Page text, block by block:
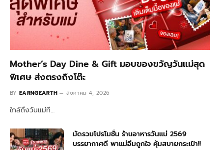
Mother’s Day Dine & Gift มอบของขวัญวันแม่สุด
พิเศษ ส่งตรงถึงโต๊ะ
BY EARNGEARTH สิงหาคม 4, 2026
ใกล้ถึงวันแม่ที…
มัดรวมโปรโมชั่น ร้านอาหารวันแม่ 2569
บรรยากาศดี พาแม่อิ่มถูกใจ คุ้มสบายกระเป๋า!!